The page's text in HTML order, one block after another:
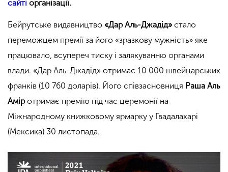
сайті організації.
Бейрутське видавництво «Дар Аль-Джадід»стало
переможцем премії за його «зразкову мужність» яке
працювало, всупереч тиску і залякуванню органами
влади. «Дар Аль-Джадід» отримає 10 000 швейцарських
франків (10 760 доларів). Його співзасновниця Раша Аль
Аміротримає премію під час церемонії на
Міжнародному книжковому ярмарку у Гвадалахарі
(Мексика) 30 листопада.